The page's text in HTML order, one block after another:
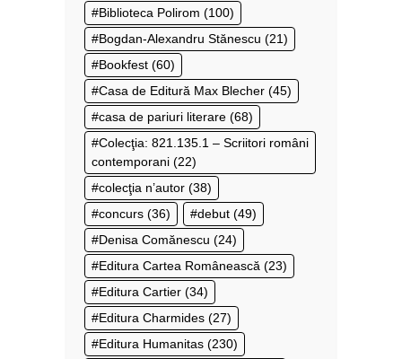
Biblioteca Polirom (100)
Bogdan-Alexandru Stănescu (21)
Bookfest (60)
Casa de Editură Max Blecher (45)
casa de pariuri literare (68)
Colecţia: 821.135.1 – Scriitori români
contemporani (22)
colecţia n’autor (38)
concurs (36) debut (49)
Denisa Comănescu (24)
Editura Cartea Românească (23)
Editura Cartier (34)
Editura Charmides (27)
Editura Humanitas (230)